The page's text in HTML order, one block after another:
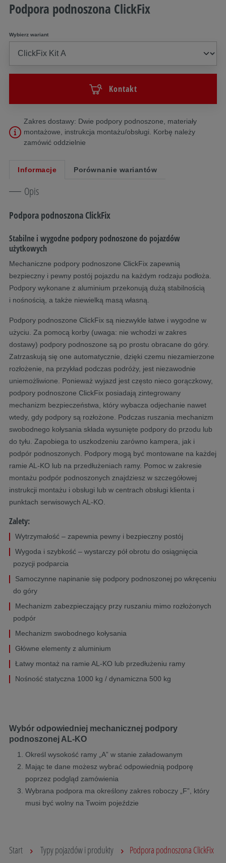
Podpora podnoszona ClickFix
Wybierz wariant
Kontakt
Zakres dostawy: Dwie podpory podnoszone, materiały
montażowe, instrukcja montażu/obsługi. Korbę należy
zamówić oddzielnie
Informacje Porównanie wariantów
Opis
Podpora podnoszona ClickFix
Stabilne i wygodne podpory podnoszone do pojazdów
użytkowych
Mechaniczne podpory podnoszone ClickFix zapewnią
bezpieczny i pewny postój pojazdu na każdym rodzaju podłoża.
Podpory wykonane z aluminium przekonują dużą stabilnością
i nośnością, a także niewielką masą własną.
Podpory podnoszone ClickFix są niezwykle łatwe i wygodne w
użyciu. Za pomocą korby (uwaga: nie wchodzi w zakres
dostawy) podpory podnoszone są po prostu obracane do góry.
Zatrzaskują się one automatycznie, dzięki czemu niezamierzone
rozłożenie, na przykład podczas podróży, jest niezawodnie
uniemożliwione. Ponieważ wyjazd jest często nieco gorączkowy,
podpory podnoszone ClickFix posiadają zintegrowany
mechanizm bezpieczeństwa, który wybacza odjechanie nawet
wtedy, gdy podpory są rozłożone. Podczas ruszania mechanizm
swobodnego kołysania składa wysunięte podpory do przodu lub
do tyłu. Zapobiega to uszkodzeniu zarówno kampera, jak i
podpór podnoszonych. Podpory mogą być montowane na każdej
ramie AL-KO lub na przedłużeniach ramy. Pomoc w zakresie
montażu podpór podnoszonych znajdziesz w szczegółowej
instrukcji montażu i obsługi lub w centrach obsługi klienta i
punktach serwisowych AL-KO.
Zalety:
Wytrzymałość – zapewnia pewny i bezpieczny postój
Wygoda i szybkość – wystarczy pół obrotu do osiągnięcia
pozycji podparcia
Samoczynne napinanie się podpory podnoszonej po wkręceniu
do góry
Mechanizm zabezpieczający przy ruszaniu mimo rozłożonych
podpór
Mechanizm swobodnego kołysania
Główne elementy z aluminium
Łatwy montaż na ramie AL-KO lub przedłużeniu ramy
Nośność statyczna 1000 kg / dynamiczna 500 kg
Wybór odpowiedniej mechanicznej podpory
podnoszonej AL-KO
Określ wysokość ramy „A” w stanie załadowanym
Mając te dane możesz wybrać odpowiednią podporę
poprzez podgląd zamówienia
Wybrana podpora ma określony zakres roboczy „F”, który
musi być wolny na Twoim pojeździe
Start Typy pojazdów i produkty Podpora podnoszona ClickFix